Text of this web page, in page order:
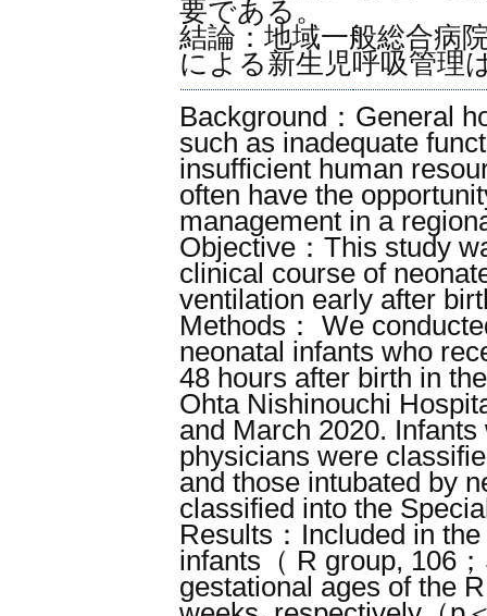
要である。
結論：地域一般総合病
による新生児呼吸管理
Background：General
such as inadequate
insufficient human
often have the
management in a
Objective：This study
clinical course of
ventilation early after
Methods： We
neonatal infants who
48 hours after birth in
Ohta Nishinouchi
and March 2020.
physicians were
and those intubated by
classified into the
Results：Included in
infants（ R group, 106
gestational ages of the